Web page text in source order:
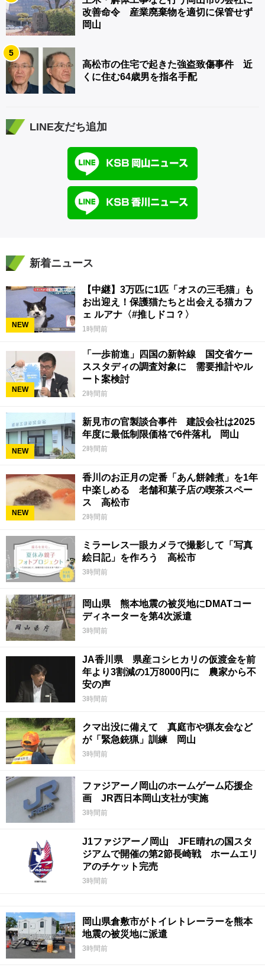
改善命令 産業廃棄物を適切に保管せず
岡山
5
高松市の住宅で起きた強盗致傷事件 近
くに住む64歳男を指名手配
LINE友だち追加
新着ニュース
NEW
【中継】3万匹に1匹「オスの三毛猫」も
お出迎え！保護猫たちと出会える猫カフ
ェ ルアナ〈#推しドコ？〉
1時間前
NEW
「一歩前進」四国の新幹線 国交省ケー
ススタディの調査対象に 需要推計やル
ート案検討
2時間前
NEW
新見市の官製談合事件 建設会社は2025
年度に最低制限価格で6件落札 岡山
2時間前
NEW
香川のお正月の定番「あん餅雑煮」を1年
中楽しめる 老舗和菓子店の喫茶スペー
ス 高松市
2時間前
ミラーレス一眼カメラで撮影して「写真
絵日記」を作ろう 高松市
3時間前
岡山県 熊本地震の被災地にDMATコー
ディネーターを第4次派遣
3時間前
JA香川県 県産コシヒカリの仮渡金を前
年より3割減の1万8000円に 農家から不
安の声
3時間前
クマ出没に備えて 真庭市や猟友会など
が「緊急銃猟」訓練 岡山
3時間前
ファジアーノ岡山のホームゲーム応援企
画 JR西日本岡山支社が実施
3時間前
J1ファジアーノ岡山 JFE晴れの国スタ
ジアムで開催の第2節長崎戦 ホームエリ
アのチケット完売
3時間前
岡山県倉敷市がトイレトレーラーを熊本
地震の被災地に派遣
3時間前